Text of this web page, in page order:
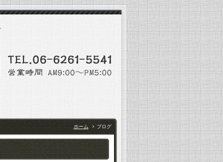
ホーム ブログ